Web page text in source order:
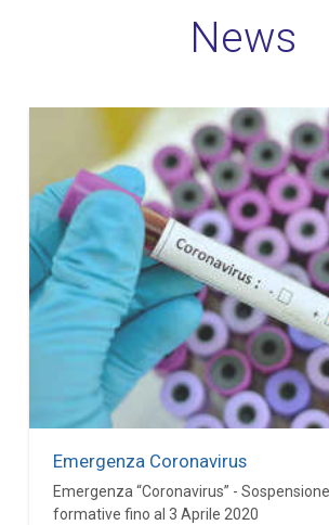
News
Emergenza Coronavirus
Emergenza “Coronavirus” -
formative fino al 3 Aprile 2020